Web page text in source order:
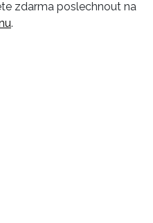
zdarma poslechnout na
.